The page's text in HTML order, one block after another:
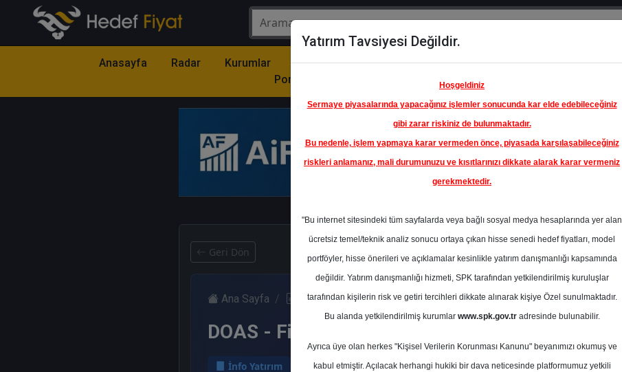
Anasayfa Radar Kurumlar
Model
Portföy
Hisse
Öne
Çıkanlar
Raporlar Partnerlerimiz
Geri Dön
Ana Sayfa Raporlar İnfo Yatırım Rapor Detay
DOAS - Finansal Değerlendirme Raporu
İnfo Yatırım 12 Mayıs 2026
Yatırım Tavsiyesi Değildir.
Hoşgeldiniz
Sermaye piyasalarında yapacağınız işlemler sonucunda kar elde edebileceğiniz
gibi zarar riskiniz de bulunmaktadır.
Bu nedenle, işlem yapmaya karar vermeden önce, piyasada karşılaşabileceğiniz
riskleri anlamanız, mali durumunuzu ve kısıtlarınızı dikkate alarak karar vermeniz
gerekmektedir.
"Bu internet sitesindeki tüm sayfalarda veya bağlı sosyal medya hesaplarında yer alan
ücretsiz temel/teknik analiz sonucu ortaya çıkan hisse senedi hedef fiyatları, model
portföyler, hisse önerileri ve açıklamalar kesinlikle yatırım danışmanlığı kapsamında
değildir. Yatırım danışmanlığı hizmeti, SPK tarafından yetkilendirilmiş kuruluşlar
tarafından kişilerin risk ve getiri tercihleri dikkate alınarak kişiye Özel sunulmaktadır.
Bu alanda yetkilendirilmiş kurumlar www.spk.gov.tradresinde bulunabilir.
Ayrıca üye olan herkes "Kişisel Verilerin Korunması Kanunu" beyanımızı okumuş ve
kabul etmiştir. Açılacak herhangi hukiki bir dava neticesinde platformumuz yetkili